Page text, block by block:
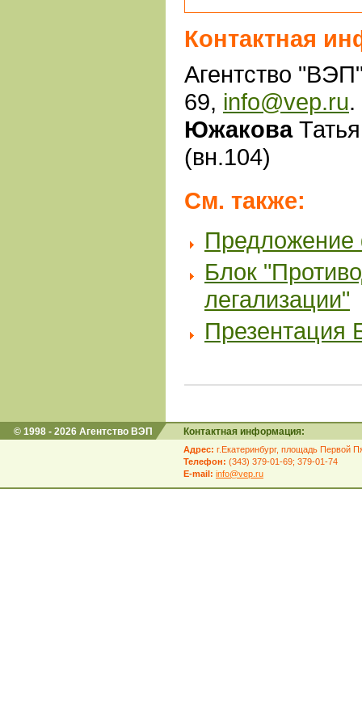
Контактная
Агентство
69, info@vep.ru.
Южакова
(вн.104)
См. также:
Блок
легализации"
Презентация
© 1998 - 2026 Агентство ВЭП Контактная информация:
Адрес: г.Екатеринбург, площадь Первой
Телефон: (343) 379-01-69; 379-01-74
E-mail: info@vep.ru